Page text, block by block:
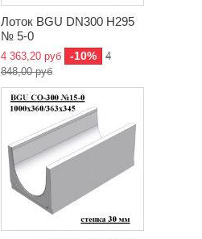
Лоток BGU DN300 H295
№ 5-0
4 363,20 руб -10%
4
848,00 руб